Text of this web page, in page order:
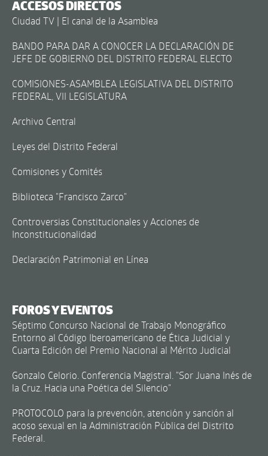
ACCESOS DIRECTOS
Ciudad TV | El canal de la Asamblea
BANDO PARA DAR A CONOCER LA DECLARACIÓN DE
JEFE DE GOBIERNO DEL DISTRITO FEDERAL ELECTO
COMISIONES-ASAMBLEA LEGISLATIVA DEL DISTRITO
FEDERAL, VII LEGISLATURA
Archivo Central
Leyes del Distrito Federal
Comisiones y Comités
Biblioteca "Francisco Zarco"
Controversias Constitucionales y Acciones de
Inconstitucionalidad
Declaración Patrimonial en Línea
FOROS Y EVENTOS
Séptimo Concurso Nacional de Trabajo Monográfico
Entorno al Código Iberoamericano de Ética Judicial y
Cuarta Edición del Premio Nacional al Mérito Judicial
Gonzalo Celorio. Conferencia Magistral. "Sor Juana Inés de
la Cruz. Hacia una Poética del Silencio"
PROTOCOLO para la prevención, atención y sanción al
acoso sexual en la Administración Pública del Distrito
Federal.